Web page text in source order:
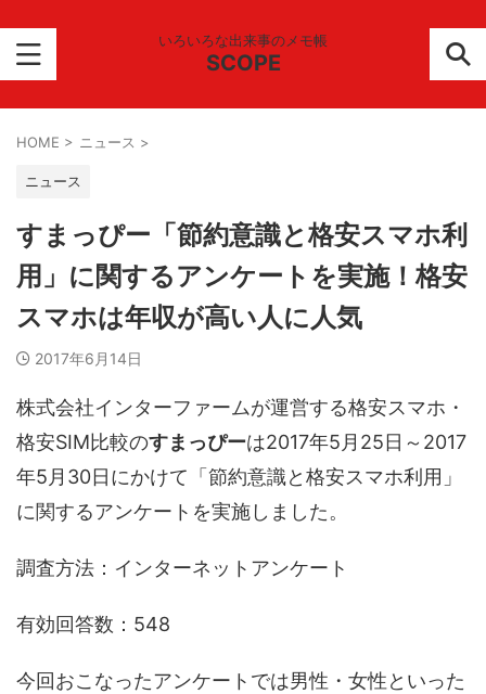
いろいろな出来事のメモ帳
SCOPE
HOME > ニュース >
ニュース
すまっぴー「節約意識と格安スマホ利
用」に関するアンケートを実施！格安
スマホは年収が高い人に人気
2017年6月14日
株式会社インターファームが運営する格安スマホ・
格安SIM比較のすまっぴーは2017年5月25日～2017
年5月30日にかけて「節約意識と格安スマホ利用」
に関するアンケートを実施しました。
調査方法：インターネットアンケート
有効回答数：548
今回おこなったアンケートでは男性・女性といった